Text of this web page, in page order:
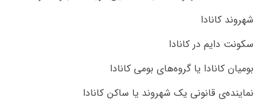
شهروند کانادا
سکونت دایم در کانادا
بومیان کانادا یا گروه‌های بومی کانادا
نماینده‌ی قانونی یک شهروند یا ساکن کانادا